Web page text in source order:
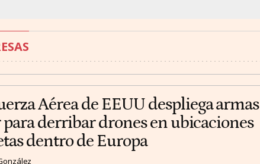
Aérea de EEUU despliega armas
para derribar drones en ubicaciones
dentro de Europa